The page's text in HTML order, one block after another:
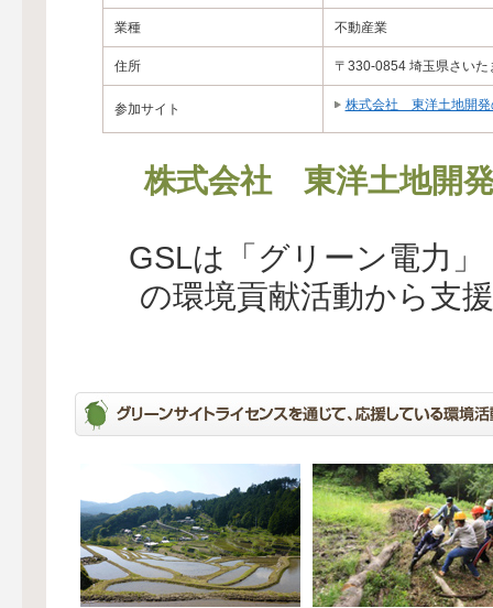
業種 不動産業
住所 〒330-0854 埼玉県さい
参加サイト 株式会社 東洋土地開発
株式会社 東洋土地開
GSLは「グリーン電力
の環境貢献活動から支